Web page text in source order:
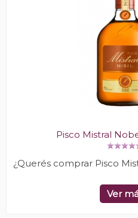
Pisco Mistral
¿Querés comprar Pisco
Ver